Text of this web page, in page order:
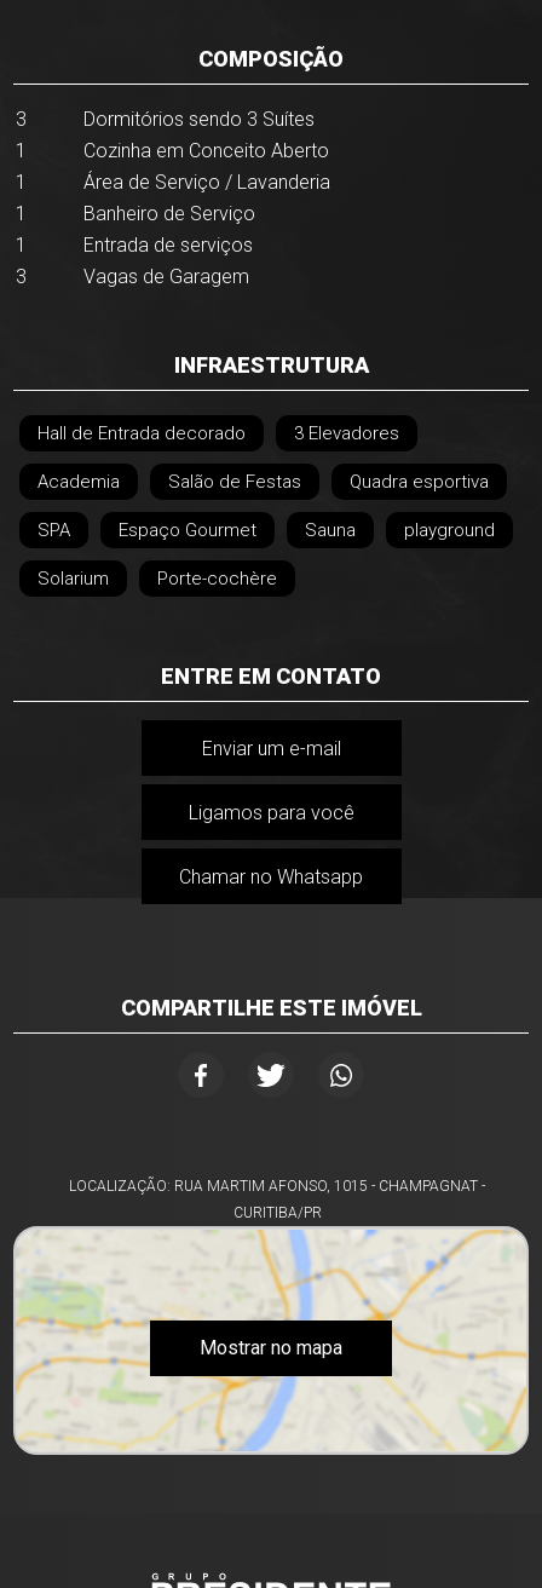
COMPOSIÇÃO
3
Dormitórios sendo 3 Suítes
1
Cozinha em Conceito Aberto
1
Área de Serviço / Lavanderia
1
Banheiro de Serviço
1
Entrada de serviços
3
Vagas de Garagem
INFRAESTRUTURA
Hall de Entrada decorado 3 Elevadores
Academia Salão de Festas Quadra esportiva
SPA Espaço Gourmet Sauna playground
Solarium Porte-cochère
ENTRE EM CONTATO
Enviar um e-mail
Ligamos para você
Chamar no Whatsapp
COMPARTILHE ESTE IMÓVEL
LOCALIZAÇÃO: RUA MARTIM AFONSO, 1015 - CHAMPAGNAT -
CURITIBA/PR
Mostrar no mapa